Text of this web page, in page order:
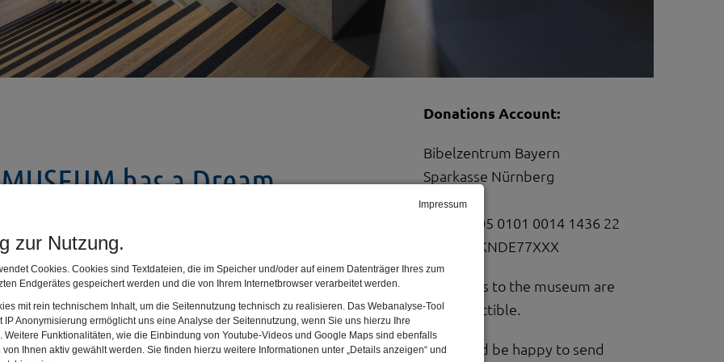
Impressum
zur Nutzung.
Cookies. Cookies sind Textdateien, die im Speicher und/oder auf einem Datenträger Ihres zum
Endgerätes gespeichert werden und die von Ihrem Internetbrowser verarbeitet werden.
mit rein technischem Inhalt, um die Seitennutzung technisch zu realisieren. Das Webanalyse-Tool
IP Anonymisierung ermöglicht uns eine Analyse der Seitennutzung, wenn Sie uns hierzu Ihre
Weitere Funktionalitäten, wie die Einbindung von Youtube-Videos und Google Maps sind ebenfalls
Ihnen aktiv gewählt werden. Sie finden hierzu weitere Informationen unter „Details anzeigen“ und
has a Dream
…
how people see that is reflected in the image of our
Donations Account:
Bibelzentrum Bayern
Sparkasse Nürnberg
IBAN:
DE96 7605 0101 0014 1436 22
BIC: SSKNDE77XXX
Donations to the museum are
tax deductible.
We would be happy to send